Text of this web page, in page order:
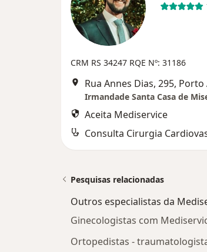
CRM RS 34247 RQE Nº: 31186
Rua Annes Dias, 295,
Aceita Mediservice
Consulta Cirurgia
Pesquisas relacionadas
Outros especialistas da
Ginecologistas com
Ortopedistas -